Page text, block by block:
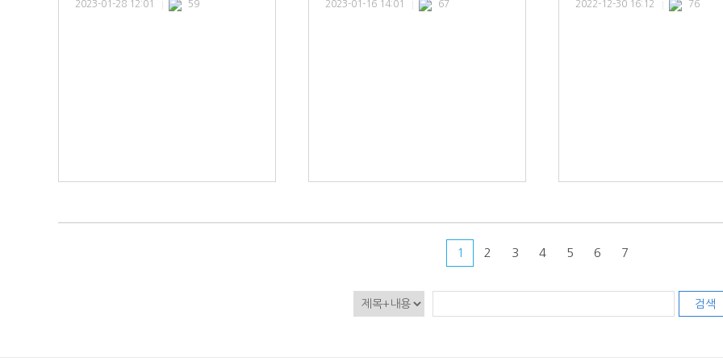
2023-01-28 12:01 59 2023-01-16 14:01 67 2022-12-30 16:12 76
1 2 3 4 5 6 7
검색